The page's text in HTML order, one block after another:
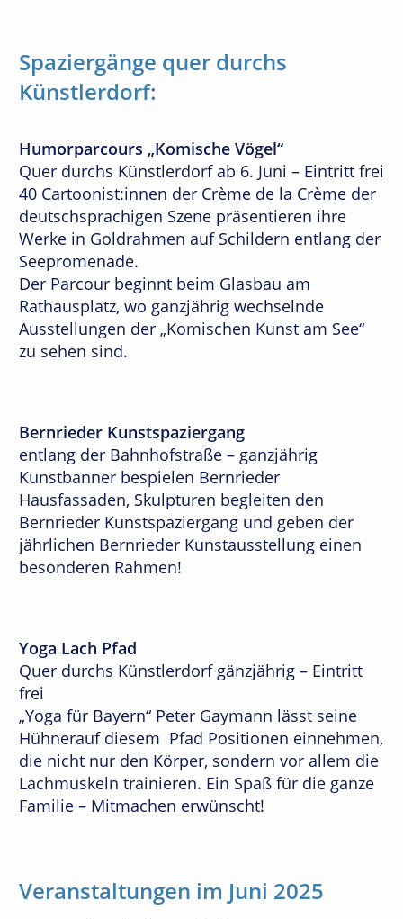
Spaziergänge quer durchs
Künstlerdorf:
Humorparcours „Komische Vögel“
Quer durchs Künstlerdorf ab 6. Juni – Eintritt frei
40 Cartoonist:innen der Crème de la Crème der
deutschsprachigen Szene präsentieren ihre
Werke in Goldrahmen auf Schildern entlang der
Seepromenade.
Der Parcour beginnt beim Glasbau am
Rathausplatz, wo ganzjährig wechselnde
Ausstellungen der „Komischen Kunst am See“
zu sehen sind.
Bernrieder Kunstspaziergang
entlang der Bahnhofstraße – ganzjährig
Kunstbanner bespielen Bernrieder
Hausfassaden, Skulpturen begleiten den
Bernrieder Kunstspaziergang und geben der
jährlichen Bernrieder Kunstausstellung einen
besonderen Rahmen!
Yoga Lach Pfad
Quer durchs Künstlerdorf gänzjährig – Eintritt
frei
„Yoga für Bayern“ Peter Gaymann lässt seine
Hühnerauf diesem Pfad Positionen einnehmen,
die nicht nur den Körper, sondern vor allem die
Lachmuskeln trainieren. Ein Spaß für die ganze
Familie – Mitmachen erwünscht!
Veranstaltungen im Juni 2025